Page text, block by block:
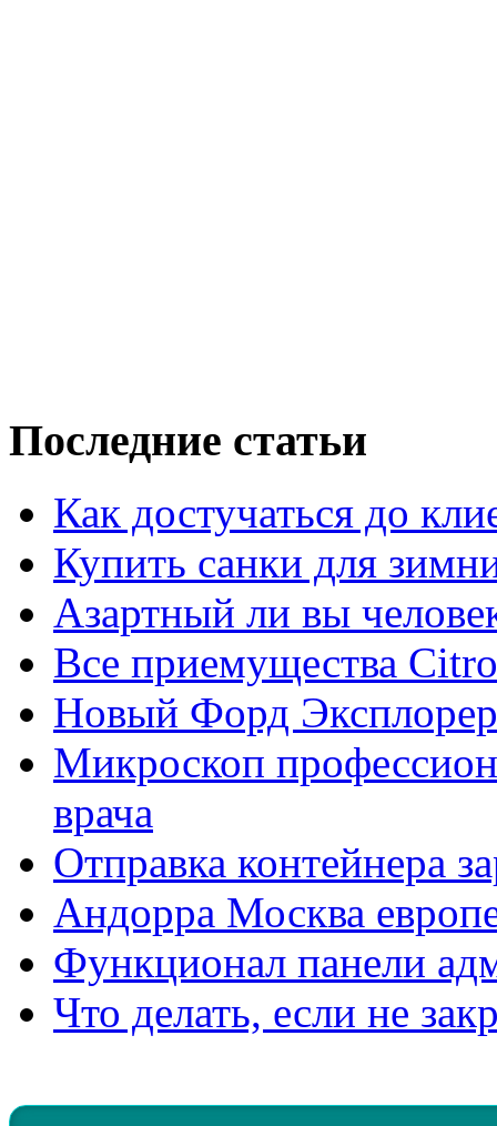
Последние статьи
Как достучаться до
Купить санки для
Азартный ли вы
Все приемущества
Новый Форд
Микроскоп
врача
Отправка контейнера
Андорра Москва
Функционал панели
Что делать, если не